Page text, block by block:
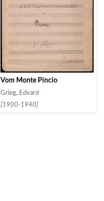
Vom Monte Pincio
Grieg, Edvard
[1900-1940]